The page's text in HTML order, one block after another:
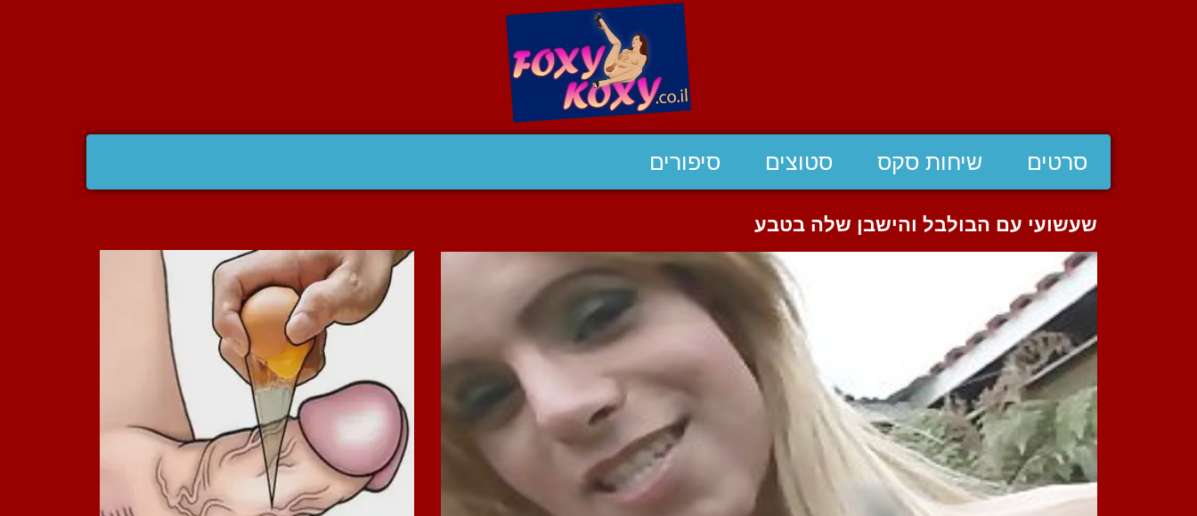
סרטים שיחות סקס סטוצים סיפורים
שעשועי עם הבולבל והישבן שלה בטבע